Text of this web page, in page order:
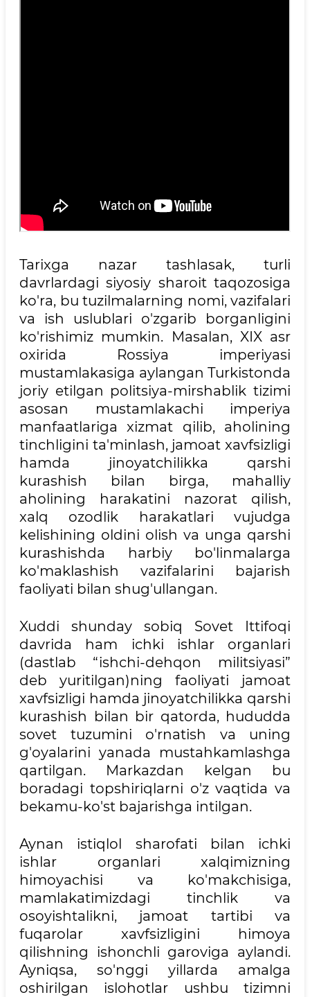
Tarixga nazar tashlasak, turli
davrlardagi siyosiy sharoit taqozosiga
ko'ra, bu tuzilmalarning nomi, vazifalari
va ish uslublari o'zgarib borganligini
ko'rishimiz mumkin. Masalan, XIX asr
oxirida Rossiya imperiyasi
mustamlakasiga aylangan Turkistonda
joriy etilgan politsiya-mirshablik tizimi
asosan mustamlakachi imperiya
manfaatlariga xizmat qilib, aholining
tinchligini ta'minlash, jamoat xavfsizligi
hamda jinoyatchilikka qarshi
kurashish bilan birga, mahalliy
aholining harakatini nazorat qilish,
xalq ozodlik harakatlari vujudga
kelishining oldini olish va unga qarshi
kurashishda harbiy bo'linmalarga
ko'maklashish vazifalarini bajarish
faoliyati bilan shug'ullangan.
Xuddi shunday sobiq Sovet Ittifoqi
davrida ham ichki ishlar organlari
(dastlab “ishchi-dehqon militsiyasi”
deb yuritilgan)ning faoliyati jamoat
xavfsizligi hamda jinoyatchilikka qarshi
kurashish bilan bir qatorda, hududda
sovet tuzumini o'rnatish va uning
g'oyalarini yanada mustahkamlashga
qartilgan. Markazdan kelgan bu
boradagi topshiriqlarni o'z vaqtida va
bekamu-ko'st bajarishga intilgan.
Aynan istiqlol sharofati bilan ichki
ishlar organlari xalqimizning
himoyachisi va ko'makchisiga,
mamlakatimizdagi tinchlik va
osoyishtalikni, jamoat tartibi va
fuqarolar xavfsizligini himoya
qilishning ishonchli garoviga aylandi.
Ayniqsa, so'nggi yillarda amalga
oshirilgan islohotlar ushbu tizimni